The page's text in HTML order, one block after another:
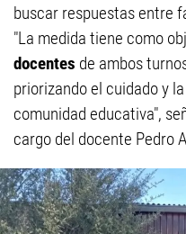
buscar respuestas entre
"La medida tiene como
docentes de ambos
priorizando el cuidado y
comunidad educativa",
cargo del docente Pedro